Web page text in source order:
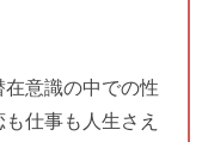
意識の中での性
仕事も人生さえ